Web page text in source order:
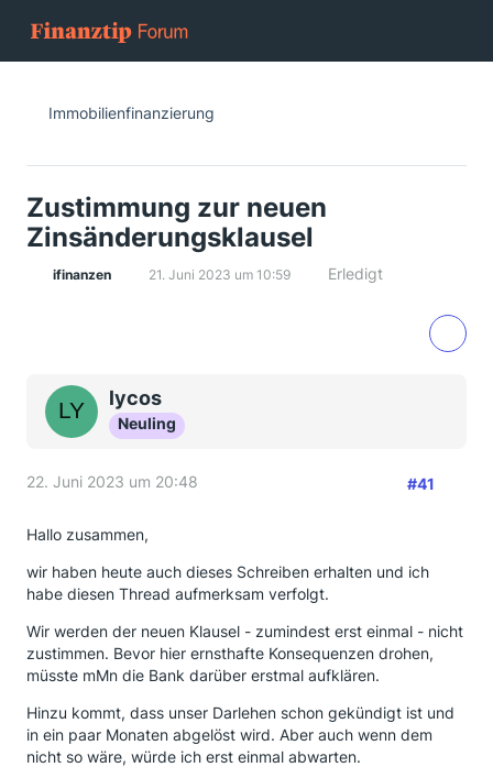
Immobilienfinanzierung
Zustimmung zur neuen
Zinsänderungsklausel
ifinanzen 21. Juni 2023 um 10:59 Erledigt
lycos
Neuling
22. Juni 2023 um 20:48 #41
Hallo zusammen,
wir haben heute auch dieses Schreiben erhalten und ich
habe diesen Thread aufmerksam verfolgt.
Wir werden der neuen Klausel - zumindest erst einmal - nicht
zustimmen. Bevor hier ernsthafte Konsequenzen drohen,
müsste mMn die Bank darüber erstmal aufklären.
Hinzu kommt, dass unser Darlehen schon gekündigt ist und
in ein paar Monaten abgelöst wird. Aber auch wenn dem
nicht so wäre, würde ich erst einmal abwarten.